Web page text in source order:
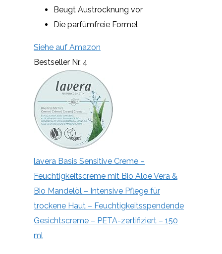
Beugt Austrocknung vor
Die parfümfreie Formel
Siehe auf Amazon
Bestseller Nr. 4
lavera Basis Sensitive Creme –
Feuchtigkeitscreme mit Bio Aloe Vera &
Bio Mandelöl – Intensive Pflege für
trockene Haut – Feuchtigkeitsspendende
Gesichtscreme – PETA-zertifiziert – 150
ml